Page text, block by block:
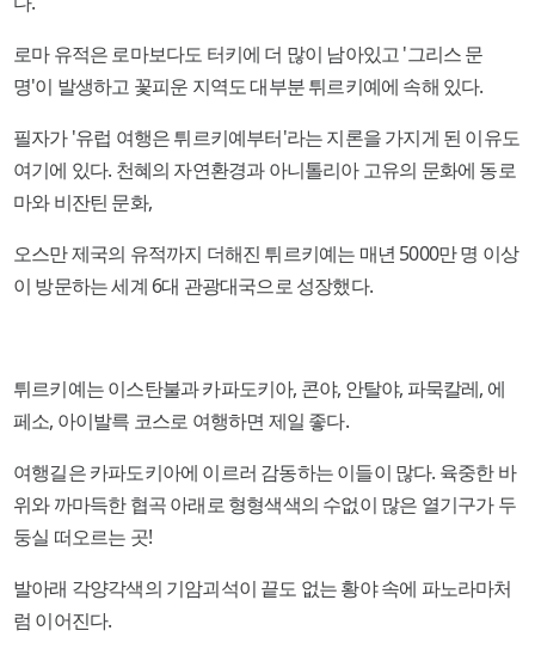
로마 유적은 로마보다도 터키에 더 많이 남아있고 '그리스 문
명'이 발생하고 꽃피운 지역도 대부분 튀르키예에 속해 있다.
필자가 '유럽 여행은 튀르키예부터'라는 지론을 가지게 된 이유도
여기에 있다. 천혜의 자연환경과 아니톨리아 고유의 문화에 동로
마와 비잔틴 문화,
오스만 제국의 유적까지 더해진 튀르키예는 매년 5000만 명 이상
이 방문하는 세계 6대 관광대국으로 성장했다.
튀르키예는 이스탄불과 카파도키아, 콘야, 안탈야, 파묵칼레, 에
페소, 아이발륵 코스로 여행하면 제일 좋다.
여행길은 카파도키아에 이르러 감동하는 이들이 많다. 육중한 바
위와 까마득한 협곡 아래로 형형색색의 수없이 많은 열기구가 두
둥실 떠오르는 곳!
발아래 각양각색의 기암괴석이 끝도 없는 황야 속에 파노라마처
럼 이어진다.